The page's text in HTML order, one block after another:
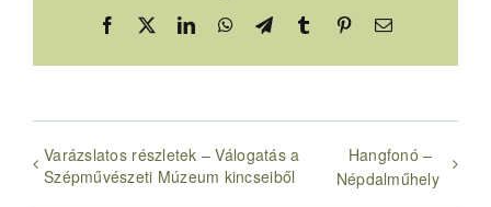
Facebook LinkedInWhatsApp
TelegramTumblrPinterestEmail:
Varázslatos részletek – Válogatás a
Szépművészeti Múzeum kincseiből
Hangfonó –
Népdalműhely